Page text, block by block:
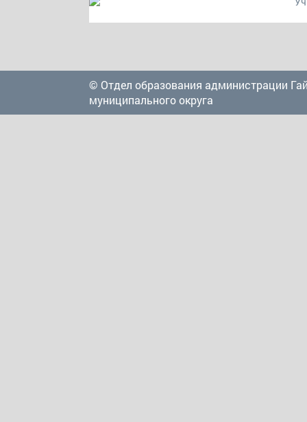
© Отдел образования администрации
муниципального округа